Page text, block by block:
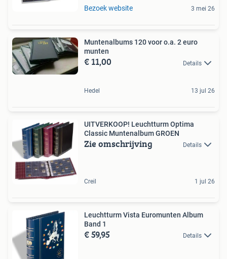
Bezoek website 3 mei 26
Muntenalbums 120 voor o.a. 2 euro
munten
€ 11,00 Details
Hedel 13 jul 26
UITVERKOOP! Leuchtturm Optima
Classic Muntenalbum GROEN
Zie omschrijving Details
Creil 1 jul 26
Leuchtturm Vista Euromunten Album
Band 1
€ 59,95 Details